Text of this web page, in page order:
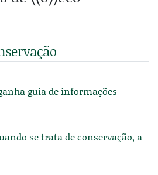
guia de informações
se trata de conservação, a